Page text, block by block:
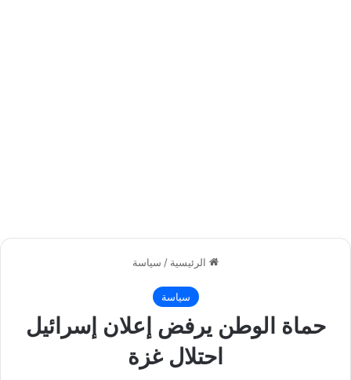
الرئيسية / سياسة
سياسة
حماة الوطن يرفض إعلان إسرائيل
احتلال غزة